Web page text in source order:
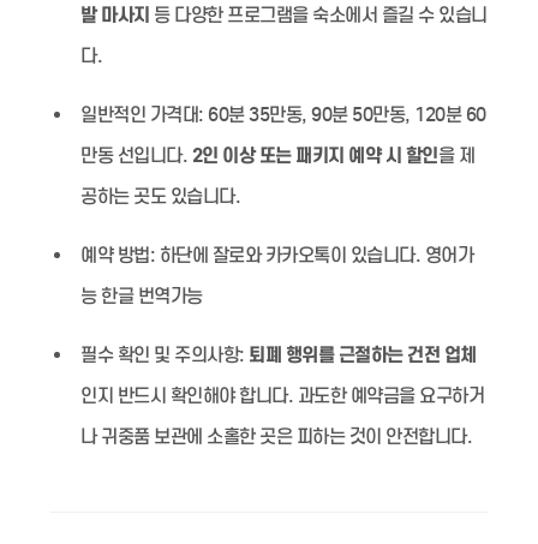
발 마사지 등 다양한 프로그램을 숙소에서 즐길 수 있습니
다.
일반적인 가격대: 60분 35만동, 90분 50만동, 120분 60
만동 선입니다. 2인 이상 또는 패키지 예약 시 할인을 제
공하는 곳도 있습니다.
예약 방법: 하단에 잘로와 카카오톡이 있습니다. 영어가
능 한글 번역가능
필수 확인 및 주의사항: 퇴폐 행위를 근절하는 건전 업체
인지 반드시 확인해야 합니다. 과도한 예약금을 요구하거
나 귀중품 보관에 소홀한 곳은 피하는 것이 안전합니다.